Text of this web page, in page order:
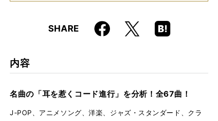
SHARE Faceboo
k
X
Hatena
Boo
内容
名曲の「耳を惹くコード進行」を分析！全67曲！
J-POP、アニメソング、洋楽、ジャズ・スタンダード、クラ